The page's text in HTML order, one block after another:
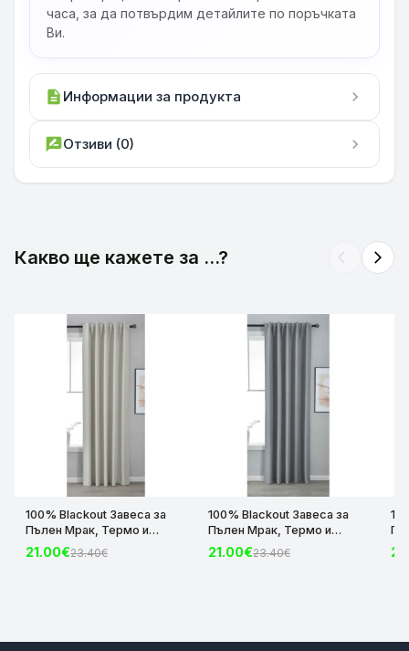
часа, за да потвърдим детайлите по поръчката
Ви.
description Информации за продукта chevron_right
rate_reviewОтзиви (0) chevron_right
Какво ще кажете за ...? arrow_back_ios arrow_forward_ios
100% Blackout Завеса за
Пълен Мрак, Термо и
Шумоизолираща с коланче
цвят Крем, 175х140 и
21.00€23.40€
100% Blackout Завеса за
Пълен Мрак, Термо и
Шумоизолираща с коланче
цвят Сив, 175х140 и
21.00€23.40€